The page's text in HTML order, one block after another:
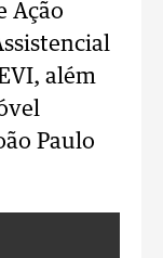
Ação
além
Paulo